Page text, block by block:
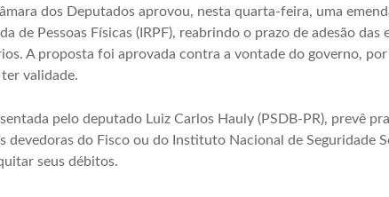
dos Deputados aprovou, nesta quarta-feira, uma
de Pessoas Físicas (IRPF), reabrindo o prazo de adesão
A proposta foi aprovada contra a vontade do governo,
validade.
pelo deputado Luiz Carlos Hauly (PSDB-PR), prevê
devedoras do Fisco ou do Instituto Nacional de Seguridade
seus débitos.